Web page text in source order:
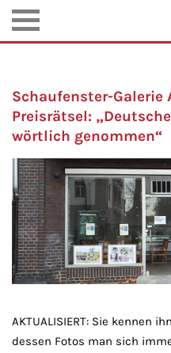
Schaufenster-
Preisrätsel:
wörtlich genommen“
AKTUALISIERT: Sie kennen
dessen Fotos man sich